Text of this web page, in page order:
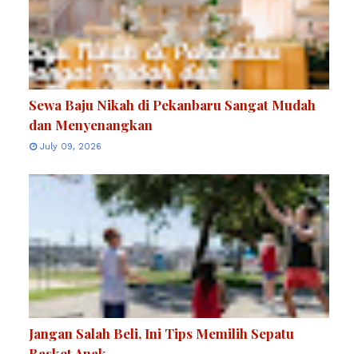
Sewa Baju Nikah di Pekanbaru Sangat Mudah
dan Menyenangkan
July 09, 2026
Jangan Salah Beli, Ini Tips Memilih Sepatu